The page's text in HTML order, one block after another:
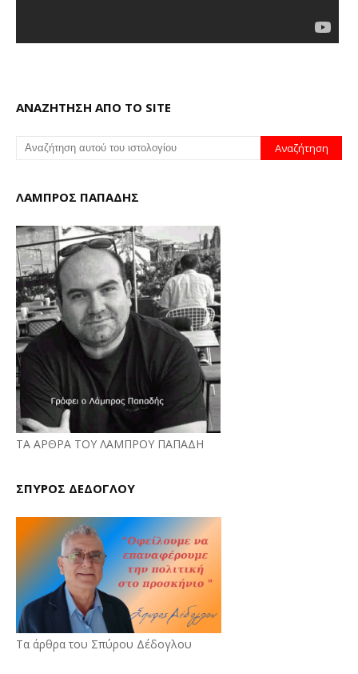
ΑΝΑΖΗΤΗΣΗ ΑΠΟ ΤΟ SITE
ΛΑΜΠΡΟΣ ΠΑΠΑΔΗΣ
ΤΑ ΑΡΘΡΑ ΤΟΥ ΛΑΜΠΡΟΥ ΠΑΠΑΔΗ
ΣΠΥΡΟΣ ΔΕΔΟΓΛΟΥ
Τα άρθρα του Σπύρου Δέδογλου